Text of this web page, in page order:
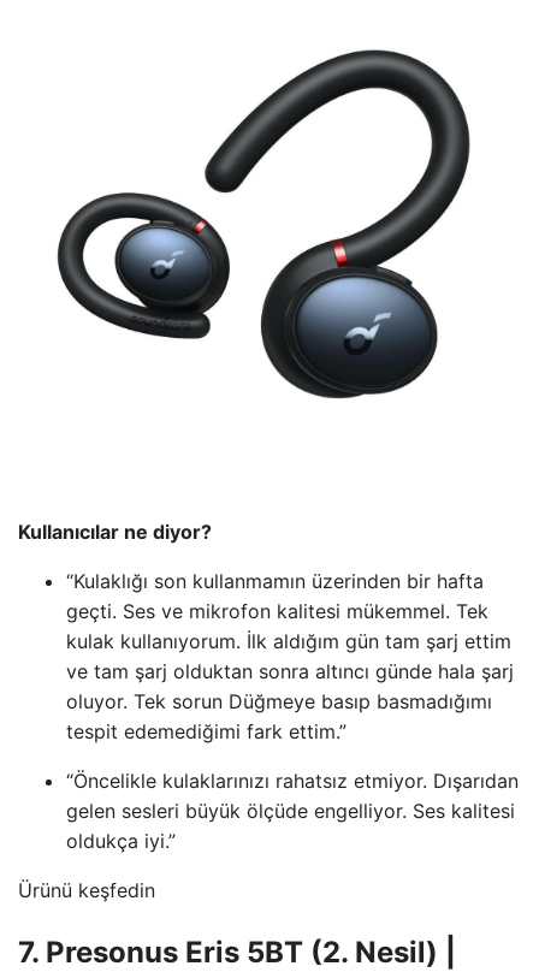
Kullanıcılar ne diyor?
“Kulaklığı son kullanmamın üzerinden bir hafta
geçti. Ses ve mikrofon kalitesi mükemmel. Tek
kulak kullanıyorum. İlk aldığım gün tam şarj ettim
ve tam şarj olduktan sonra altıncı günde hala şarj
oluyor. Tek sorun Düğmeye basıp basmadığımı
tespit edemediğimi fark ettim.”
“Öncelikle kulaklarınızı rahatsız etmiyor. Dışarıdan
gelen sesleri büyük ölçüde engelliyor. Ses kalitesi
oldukça iyi.”
Ürünü keşfedin
7. Presonus Eris 5BT (2. Nesil) |